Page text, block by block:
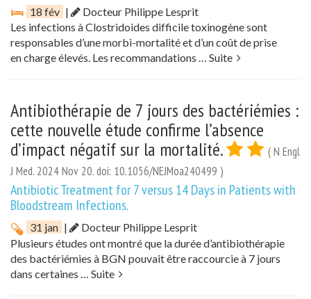
18 fév |
Docteur Philippe Lesprit
Les infections à Clostridoides difficile toxinogène sont
responsables d’une morbi-mortalité et d’un coût de prise
en charge élevés. Les recommandations … Suite
Antibiothérapie de 7 jours des bactériémies :
cette nouvelle étude confirme l’absence
d’impact négatif sur la mortalité.
( N Engl
J Med. 2024 Nov 20. doi: 10.1056/NEJMoa240499 )
Antibiotic Treatment for 7 versus 14 Days in Patients with
Bloodstream Infections.
31 jan |
Docteur Philippe Lesprit
Plusieurs études ont montré que la durée d’antibiothérapie
des bactériémies à BGN pouvait être raccourcie à 7 jours
dans certaines … Suite